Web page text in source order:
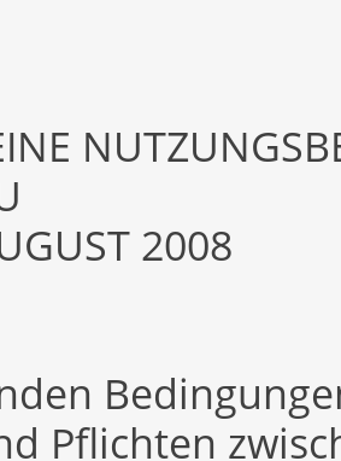
2008
Pflichten